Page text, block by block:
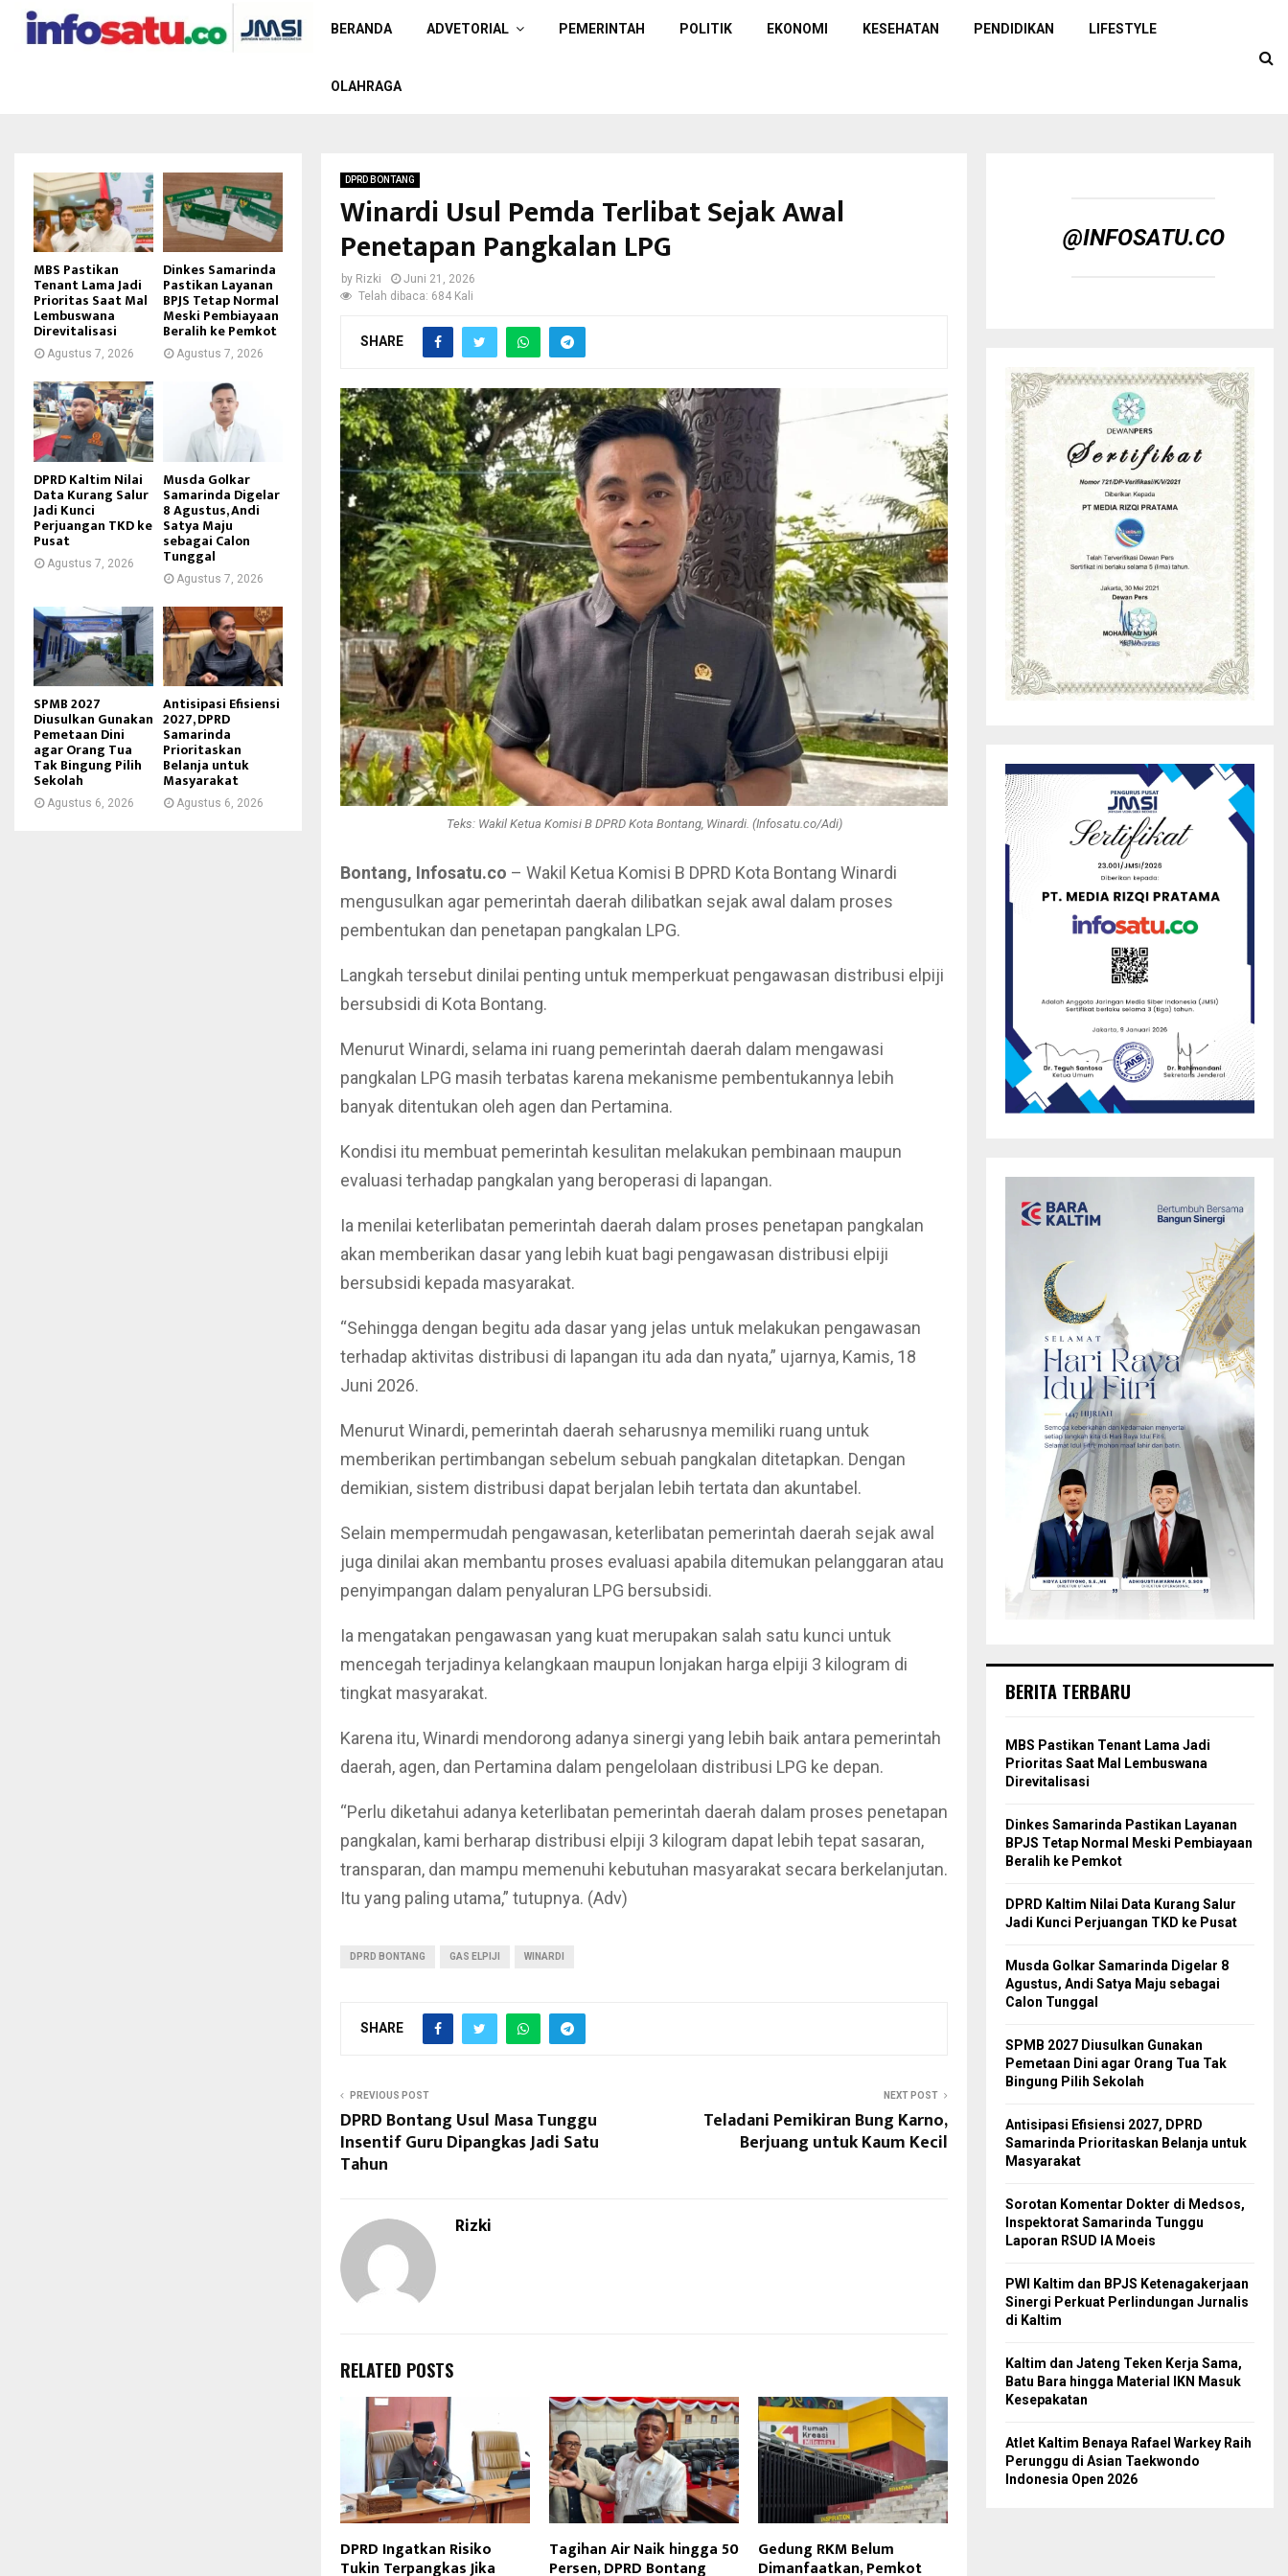
BERANDA ADVETORIAL PEMERINTAH POLITIK EKONOMI KESEHATAN PENDIDIKAN LIFESTYLE
OLAHRAGA
DPRD BONTANG
Winardi Usul Pemda Terlibat Sejak Awal
Penetapan Pangkalan LPG
by Rizki
Juni 21, 2026
Telah dibaca: 684 Kali
SHARE
Teks: Wakil Ketua Komisi B DPRD Kota Bontang, Winardi. (Infosatu.co/Adi)
Bontang, Infosatu.co – Wakil Ketua Komisi B DPRD Kota Bontang Winardi
mengusulkan agar pemerintah daerah dilibatkan sejak awal dalam proses
pembentukan dan penetapan pangkalan LPG.
Langkah tersebut dinilai penting untuk memperkuat pengawasan distribusi elpiji
bersubsidi di Kota Bontang.
Menurut Winardi, selama ini ruang pemerintah daerah dalam mengawasi
pangkalan LPG masih terbatas karena mekanisme pembentukannya lebih
banyak ditentukan oleh agen dan Pertamina.
Kondisi itu membuat pemerintah kesulitan melakukan pembinaan maupun
evaluasi terhadap pangkalan yang beroperasi di lapangan.
Ia menilai keterlibatan pemerintah daerah dalam proses penetapan pangkalan
akan memberikan dasar yang lebih kuat bagi pengawasan distribusi elpiji
bersubsidi kepada masyarakat.
“Sehingga dengan begitu ada dasar yang jelas untuk melakukan pengawasan
terhadap aktivitas distribusi di lapangan itu ada dan nyata,” ujarnya, Kamis, 18
Juni 2026.
Menurut Winardi, pemerintah daerah seharusnya memiliki ruang untuk
memberikan pertimbangan sebelum sebuah pangkalan ditetapkan. Dengan
demikian, sistem distribusi dapat berjalan lebih tertata dan akuntabel.
Selain mempermudah pengawasan, keterlibatan pemerintah daerah sejak awal
juga dinilai akan membantu proses evaluasi apabila ditemukan pelanggaran atau
penyimpangan dalam penyaluran LPG bersubsidi.
Ia mengatakan pengawasan yang kuat merupakan salah satu kunci untuk
mencegah terjadinya kelangkaan maupun lonjakan harga elpiji 3 kilogram di
tingkat masyarakat.
Karena itu, Winardi mendorong adanya sinergi yang lebih baik antara pemerintah
daerah, agen, dan Pertamina dalam pengelolaan distribusi LPG ke depan.
“Perlu diketahui adanya keterlibatan pemerintah daerah dalam proses penetapan
pangkalan, kami berharap distribusi elpiji 3 kilogram dapat lebih tepat sasaran,
transparan, dan mampu memenuhi kebutuhan masyarakat secara berkelanjutan.
Itu yang paling utama,” tutupnya. (Adv)
DPRD BONTANG GAS ELPIJI WINARDI
SHARE
PREVIOUS POST
DPRD Bontang Usul Masa Tunggu
Insentif Guru Dipangkas Jadi Satu
Tahun
NEXT POST
Teladani Pemikiran Bung Karno,
Berjuang untuk Kaum Kecil
Rizki
RELATED POSTS
DPRD Ingatkan Risiko
Tukin Terpangkas Jika
Tagihan Air Naik hingga 50
Persen, DPRD Bontang
Gedung RKM Belum
Dimanfaatkan, Pemkot
MBS Pastikan
Tenant Lama Jadi
Prioritas Saat Mal
Lembuswana
Direvitalisasi
Agustus 7, 2026
Dinkes Samarinda
Pastikan Layanan
BPJS Tetap Normal
Meski Pembiayaan
Beralih ke Pemkot
Agustus 7, 2026
DPRD Kaltim Nilai
Data Kurang Salur
Jadi Kunci
Perjuangan TKD ke
Pusat
Agustus 7, 2026
Musda Golkar
Samarinda Digelar
8 Agustus, Andi
Satya Maju
sebagai Calon
Tunggal
Agustus 7, 2026
SPMB 2027
Diusulkan Gunakan
Pemetaan Dini
agar Orang Tua
Tak Bingung Pilih
Sekolah
Agustus 6, 2026
Antisipasi Efisiensi
2027, DPRD
Samarinda
Prioritaskan
Belanja untuk
Masyarakat
Agustus 6, 2026
@INFOSATU.CO
BERITA TERBARU
MBS Pastikan Tenant Lama Jadi
Prioritas Saat Mal Lembuswana
Direvitalisasi
Dinkes Samarinda Pastikan Layanan
BPJS Tetap Normal Meski Pembiayaan
Beralih ke Pemkot
DPRD Kaltim Nilai Data Kurang Salur
Jadi Kunci Perjuangan TKD ke Pusat
Musda Golkar Samarinda Digelar 8
Agustus, Andi Satya Maju sebagai
Calon Tunggal
SPMB 2027 Diusulkan Gunakan
Pemetaan Dini agar Orang Tua Tak
Bingung Pilih Sekolah
Antisipasi Efisiensi 2027, DPRD
Samarinda Prioritaskan Belanja untuk
Masyarakat
Sorotan Komentar Dokter di Medsos,
Inspektorat Samarinda Tunggu
Laporan RSUD IA Moeis
PWI Kaltim dan BPJS Ketenagakerjaan
Sinergi Perkuat Perlindungan Jurnalis
di Kaltim
Kaltim dan Jateng Teken Kerja Sama,
Batu Bara hingga Material IKN Masuk
Kesepakatan
Atlet Kaltim Benaya Rafael Warkey Raih
Perunggu di Asian Taekwondo
Indonesia Open 2026